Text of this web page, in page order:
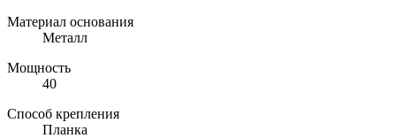
Материал основания
Металл
Мощность
40
Способ крепления
Планка